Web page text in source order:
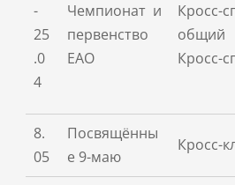
-
25
.0
4
Чемпионат и
первенство
ЕАО
Кросс-
Кросс-
8.
05
Посвящённы
е 9-маю
Кросс-